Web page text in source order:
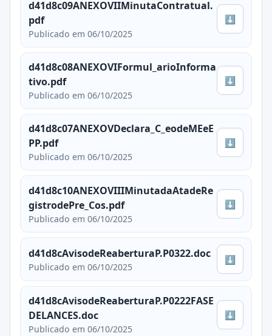
d41d8c09ANEXOVIIMinutaContratual.
pdf
Publicado em 06/10/2025
⬇
d41d8c08ANEXOVIFormul_arioInforma
tivo.pdf
Publicado em 06/10/2025
⬇
d41d8c07ANEXOVDeclara_C_eodeMEeE
PP.pdf
Publicado em 06/10/2025
⬇
d41d8c10ANEXOVIIIMinutadaAtadeRe
gistrodePre_Cos.pdf
Publicado em 06/10/2025
⬇
d41d8cAvisodeReaberturaP.P0322.doc
Publicado em 06/10/2025
⬇
d41d8cAvisodeReaberturaP.P0222FASE
DELANCES.doc
Publicado em 06/10/2025
⬇